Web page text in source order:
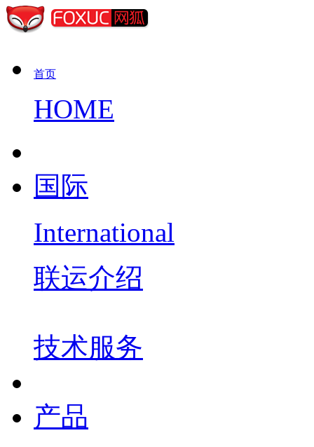
首页
HOME
国际
International
联运介绍
技术服务
产品